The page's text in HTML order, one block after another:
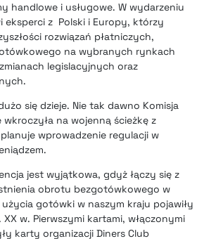
handlowe i usługowe. W wydarzeniu
eksperci z Polski i Europy, którzy
rozwiązań płatniczych,
na wybranych rynkach
legislacyjnych oraz
się dzieje. Nie tak dawno Komisja
na wojenną ścieżkę z
wprowadzenie regulacji w
jest wyjątkowa, gdyż łączy się z
obrotu bezgotówkowego w
użycia gotówki w naszym kraju pojawiły
w. Pierwszymi kartami, włączonymi
karty organizacji Diners Club